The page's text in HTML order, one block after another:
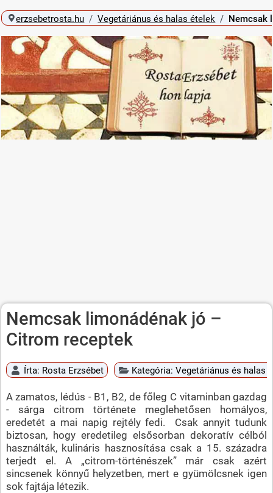
erzsebetrosta.hu Vegetáriánus és halas ételek Nemcsak
Nemcsak limonádénak jó –
Citrom receptek
Írta: Rosta Erzsébet Kategória:Vegetáriánus és halas
A zamatos, lédús - B1, B2, de főleg C vitaminban gazdag
- sárga citrom története meglehetősen homályos,
eredetét a mai napig rejtély fedi. Csak annyit tudunk
biztosan, hogy eredetileg elsősorban dekoratív célból
használták, kulináris hasznosítása csak a 15. századra
terjedt el. A „citrom-történészek” már csak azért
sincsenek könnyű helyzetben, mert e gyümölcsnek igen
sok fajtája létezik.